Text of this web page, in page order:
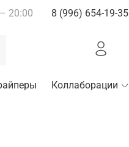
20:00 8 (996) 654-19-35
Коллаборации